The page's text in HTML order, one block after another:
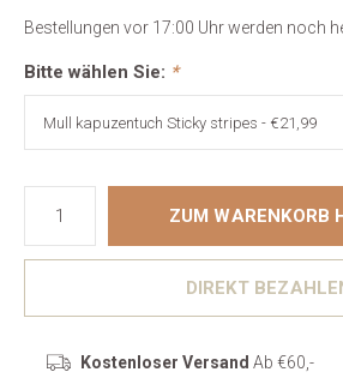
Bestellungen vor 17:00 Uhr werden noch
Bitte wählen Sie: *
ZUM WARENKORB
DIREKT
Kostenloser Versand Ab €60,-